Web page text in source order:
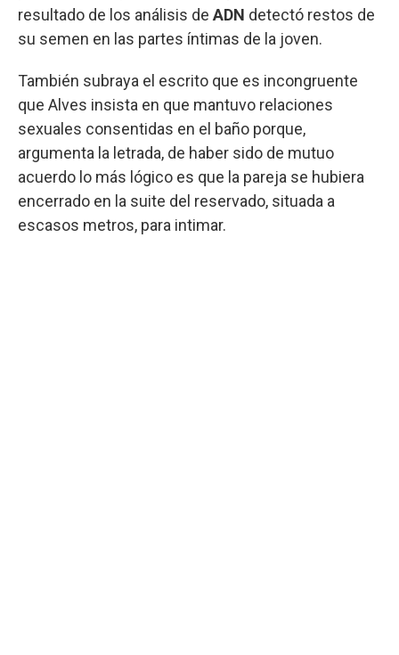
resultado de los análisis de ADN detectó restos de
su semen en las partes íntimas de la joven.
También subraya el escrito que es incongruente
que Alves insista en que mantuvo relaciones
sexuales consentidas en el baño porque,
argumenta la letrada, de haber sido de mutuo
acuerdo lo más lógico es que la pareja se hubiera
encerrado en la suite del reservado, situada a
escasos metros, para intimar.